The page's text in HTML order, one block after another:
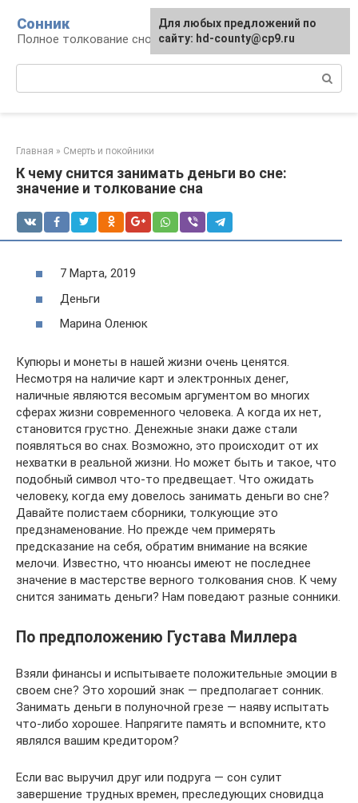
контенту
Сонник
Полное толкование снов
Главная » Смерть и покойники
К чему снится занимать деньги во сне:
значение и толкование сна
7 Марта, 2019
Деньги
Марина Оленюк
Купюры и монеты в нашей жизни очень ценятся.
Несмотря на наличие карт и электронных денег,
наличные являются весомым аргументом во многих
сферах жизни современного человека. А когда их нет,
становится грустно. Денежные знаки даже стали
появляться во снах. Возможно, это происходит от их
нехватки в реальной жизни. Но может быть и такое, что
подобный символ что-то предвещает. Что ожидать
человеку, когда ему довелось занимать деньги во сне?
Давайте полистаем сборники, толкующие это
предзнаменование. Но прежде чем примерять
предсказание на себя, обратим внимание на всякие
мелочи. Известно, что нюансы имеют не последнее
значение в мастерстве верного толкования снов. К чему
снится занимать деньги? Нам поведают разные сонники.
По предположению Густава Миллера
Взяли финансы и испытываете положительные эмоции в
своем сне? Это хороший знак — предполагает сонник.
Занимать деньги в полуночной грезе — наяву испытать
что-либо хорошее. Напрягите память и вспомните, кто
являлся вашим кредитором?
Если вас выручил друг или подруга — сон сулит
завершение трудных времен, преследующих сновидца
Для любых предложений по
сайту: hd-county@cp9.ru